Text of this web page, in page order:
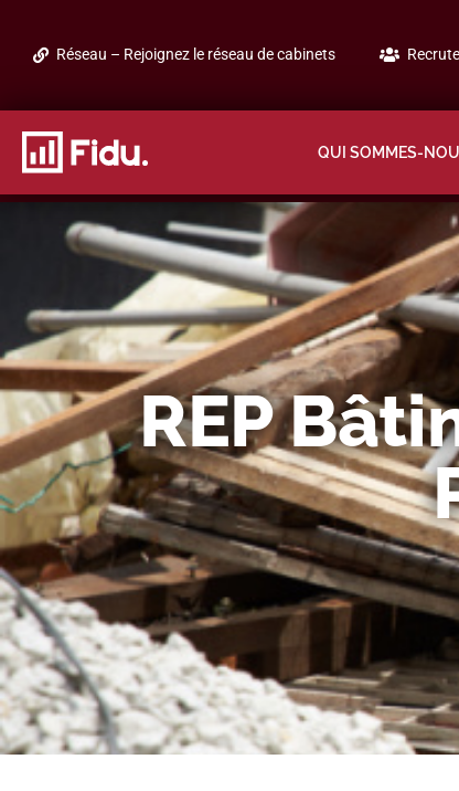
Réseau – Rejoignez le réseau de cabinets
QUI SOMMES-
REP